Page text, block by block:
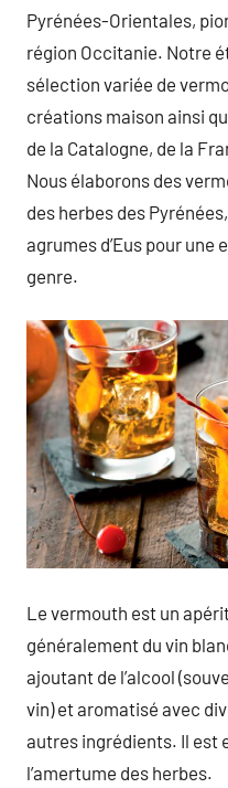
Pyrénées-Orientales,
région Occitanie. Notre
sélection variée de
créations maison ainsi
de la Catalogne, de la
Nous élaborons des
des herbes des
agrumes d’Eus pour une
genre.
Le vermouth est un
généralement du vin
ajoutant de l’alcool
vin) et aromatisé avec
autres ingrédients. Il est
l’amertume des herbes.